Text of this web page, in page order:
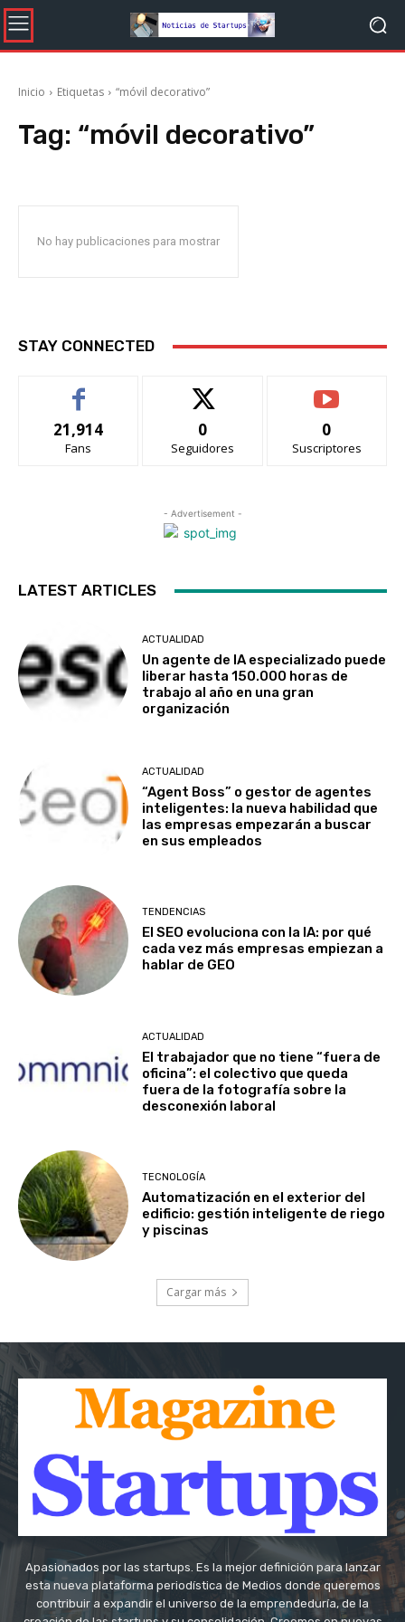
Inicio Etiquetas “móvil decorativo”
Tag: “móvil decorativo”
No hay publicaciones para mostrar
STAY CONNECTED
21,914
Fans
0
Seguidores
0
Suscriptores
- Advertisement -
LATEST ARTICLES
ACTUALIDAD
Un agente de IA especializado puede
liberar hasta 150.000 horas de
trabajo al año en una gran
organización
ACTUALIDAD
“Agent Boss” o gestor de agentes
inteligentes: la nueva habilidad que
las empresas empezarán a buscar
en sus empleados
TENDENCIAS
El SEO evoluciona con la IA: por qué
cada vez más empresas empiezan a
hablar de GEO
ACTUALIDAD
El trabajador que no tiene “fuera de
oficina”: el colectivo que queda
fuera de la fotografía sobre la
desconexión laboral
TECNOLOGÍA
Automatización en el exterior del
edificio: gestión inteligente de riego
y piscinas
Cargar más
Apasionados por las startups. Es la mejor definición para lanzar
esta nueva plataforma periodística de Medios donde queremos
contribuir a expandir el universo de la emprendeduría, de la